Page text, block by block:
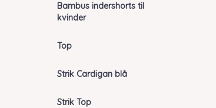
Bambus indershorts til
kvinder
Top
Strik Cardigan blå
Strik Top